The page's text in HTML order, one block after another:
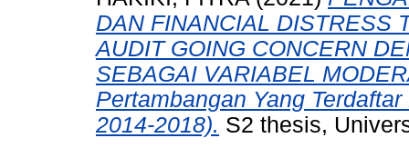
DAN FINANCIAL DISTRESS
AUDIT GOING CONCERN
SEBAGAI VARIABEL
Pertambangan Yang
2014-2018). S2 thesis,